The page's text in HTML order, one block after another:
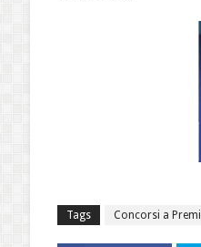
Tags Concorsi a Premi